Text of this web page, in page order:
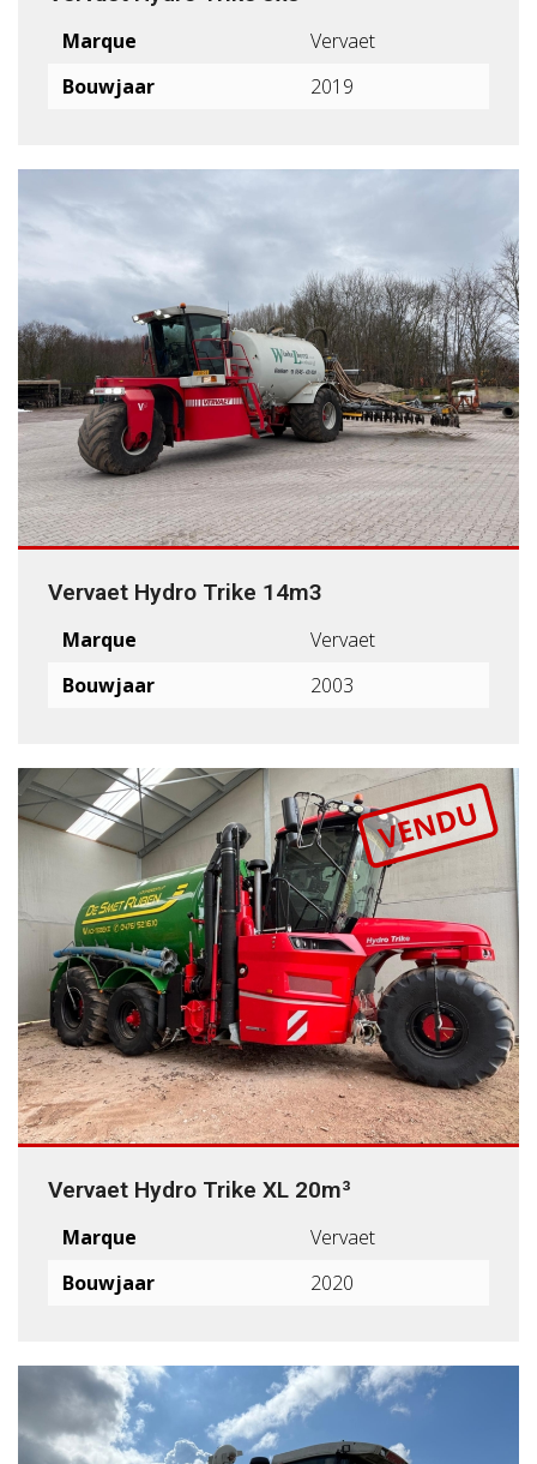
Marque
Vervaet
Bouwjaar
2019
Vervaet Hydro Trike 14m3
Marque
Vervaet
Bouwjaar
2003
VENDU
Vervaet Hydro Trike XL 20m³
Marque
Vervaet
Bouwjaar
2020